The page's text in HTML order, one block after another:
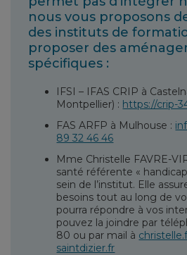
nous vous proposons
des instituts de
proposer des
spécifiques :
IFSI – IFAS CRIP à
Montpellier) : https://crip-
FAS ARFP à Mulhouse :
89 32 46 46
Mme Christelle FAVRE-
santé référente «
sein de l’institut. Elle
besoins tout au long de
pourra répondre à vos
pouvez la joindre par
80 ou par mail à
saintdizier.fr